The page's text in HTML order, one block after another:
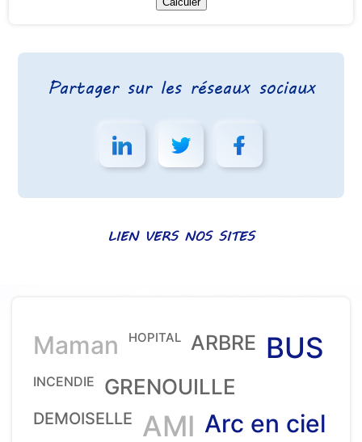
Partager sur les réseaux sociaux
LIEN VERS NOS SITES
Maman HOPITAL ARBRE BUS
INCENDIE GRENOUILLE
DEMOISELLE AMI Arc en ciel